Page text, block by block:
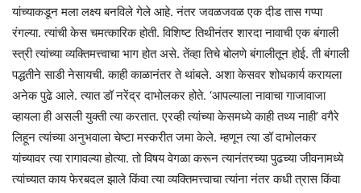
यांच्याकडून मला लक्ष्य बनविले गेले आहे. नंतर जवळजवळ एक दीड तास गप्पा
रंगल्या. त्यांची केस चमत्कारिक होती. विशिष्ट तिथीनंतर शारदा नावाची एक बंगाली
स्त्री त्यांच्या व्यक्तिमत्त्वाचा भाग होत असे. तेंव्हा तिचे बोलणे बंगालीतून होई. ती बंगाली
पद्धतीने साडी नेसायची. काही काळानंतर ते थांबले. अशा केसवर शोधकार्य करायला
अनेक पुढे आले. त्यात डॉ नरेंद्र दाभोलकर होते. ‘आपल्याला नावाचा गाजावाजा
व्हायला ही असली युक्ती त्या करतात. एरव्ही त्यांच्या केसमध्ये काही तथ्य नाही’ वगैरे
लिहून त्यांच्या अनुभवाला चेष्टा मस्करीत जमा केले. म्हणून त्या डॉ दाभोलकर
यांच्यावर त्या रागावल्या होत्या. तो विषय वेगळा करून त्यानंतरच्या पुढच्या जीवनामध्ये
त्यांच्यात काय फेरबदल झाले किंवा त्या व्यक्तिमत्त्वाचा त्यांना नंतर कधी त्रास किंवा